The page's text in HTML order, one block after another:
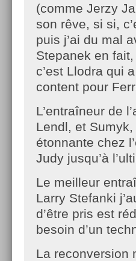
(comme Jerzy
son rêve, si si,
puis j’ai du mal
Stepanek en
c’est Llodra qui
content pour
L’entraîneur de
Lendl, et
étonnante chez
Judy jusqu’à
Le meilleur
Larry Stefanki
d’être pris est
besoin d’un
La reconversion